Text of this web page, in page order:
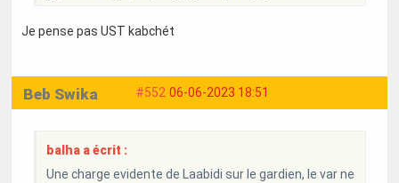
Je pense pas UST kabchét
#552 06-06-2023 18:51
Beb Swika
balha a écrit :
Une charge evidente de Laabidi sur le gardien, le var ne